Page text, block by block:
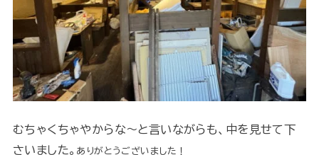
むちゃくちゃやからな～と言いながらも、中を見せて下
さいました。 ありがとうございました！